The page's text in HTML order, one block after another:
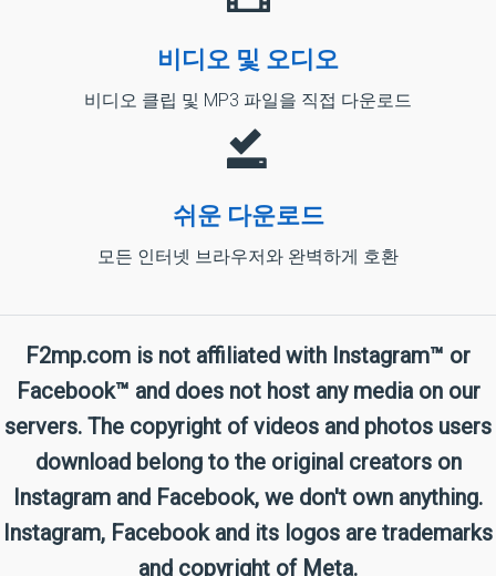
비디오 및 오디오
비디오 클립 및 MP3 파일을 직접 다운로드
쉬운 다운로드
모든 인터넷 브라우저와 완벽하게 호환
F2mp.com is not affiliated with Instagram™ or
Facebook™ and does not host any media on our
servers. The copyright of videos and photos users
download belong to the original creators on
Instagram and Facebook, we don't own anything.
Instagram, Facebook and its logos are trademarks
and copyright of Meta.